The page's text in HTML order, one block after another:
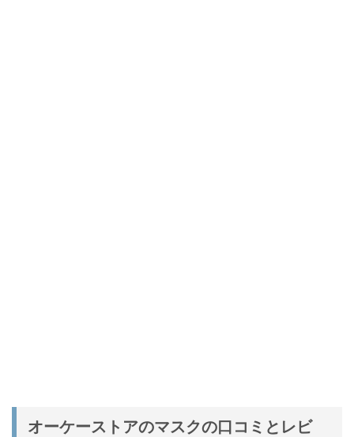
オーケーストアのマスクの口コミとレビ